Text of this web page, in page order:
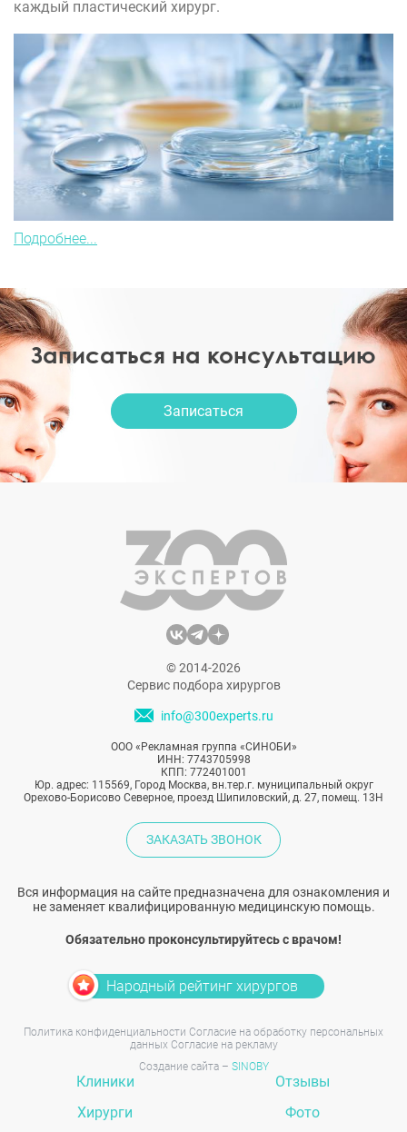
каждый пластический хирург.
Подробнее...
Записаться на консультацию
Записаться
© 2014-2026
Сервис подбора хирургов
info@300experts.ru
ООО «Рекламная группа «СИНОБИ»
ИНН: 7743705998
КПП: 772401001
Юр. адрес: 115569, Город Москва, вн.тер.г. муниципальный округ
Орехово-Борисово Северное, проезд Шипиловский, д. 27, помещ. 13Н
ЗАКАЗАТЬ ЗВОНОК
Вся информация на сайте предназначена для ознакомления и
не заменяет квалифицированную медицинскую помощь.
Обязательно проконсультируйтесь с врачом!
Народный рейтинг хирургов
Политика конфиденциальности Согласие на обработку персональных
данных Согласие на рекламу
Создание сайта – SINOBY
Клиники
Хирурги
Отзывы
Фото